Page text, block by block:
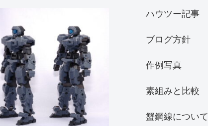
ハウツー記事
ブログ方針
作例写真
素組みと比較
蟹鋼線について